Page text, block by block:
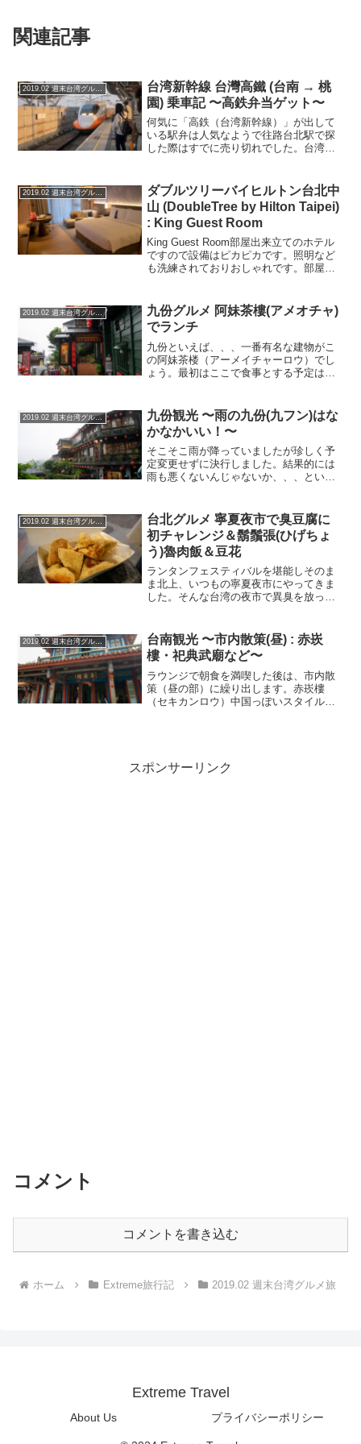
関連記事
台湾新幹線 台灣高鐵 (台南 → 桃
園) 乗車記 〜高鉄弁当ゲット〜
何気に「高鉄（台湾新幹線）」が出して
いる駅弁は人気なようで往路台北駅で探
した際はすでに売り切れでした。台湾国
当にトライしました。台鉄（在来線）は
結構遅延するので要注意ホ...
2019.02 週末台湾グルメ旅
ダブルツリーバイヒルトン台北中
山 (DoubleTree by Hilton Taipei)
: King Guest Room
King Guest Room部屋出来立てのホテル
ですので設備はピカピカです。照明など
も洗練されておりおしゃれです。部屋は
来立てですのでクッションのへたりもあ
りませ...
2019.02 週末台湾グルメ旅
九份グルメ 阿妹茶樓(アメオチャ)
でランチ
九份といえば、、、一番有名な建物がこ
の阿妹茶楼（アーメイチャーロウ）でし
ょう。最初はここで食事とする予定はな
店しようとしたのですが、ランチが思い
の外格安だったので食べ...
2019.02 週末台湾グルメ旅
九份観光 〜雨の九份(九フン)はな
かなかいい！〜
そこそこ雨が降っていましたが珍しく予
定変更せずに決行しました。結果的には
雨も悪くないんじゃないか、、、という
チよく分かりませんでした。台北市内か
らは、電車、バス、タクシ...
2019.02 週末台湾グルメ旅
台北グルメ 寧夏夜市で臭豆腐に
初チャレンジ＆鬍鬚張(ひげちょ
う)魯肉飯＆豆花
ランタンフェスティバルを堪能しそのま
ま北上、いつもの寧夏夜市にやってきま
した。そんな台湾の夜市で異臭を放って
いということで、そろそろ4回目の訪台と
もなるとチャレンジして...
2019.02 週末台湾グルメ旅
台南観光 〜市内散策(昼) : 赤崁
樓・祀典武廟など〜
ラウンジで朝食を満喫した後は、市内散
策（昼の部）に繰り出します。赤崁樓
（セキカンロウ）中国っぽいスタイルで
スポンサーリンク
コメント
コメントを書き込む
ホーム Extreme旅行記 2019.02 週末台湾グルメ旅
Extreme Travel
About Us プライバシーポリシー